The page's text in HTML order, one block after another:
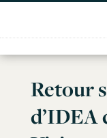
Skip
content
Retour
d’IDEA